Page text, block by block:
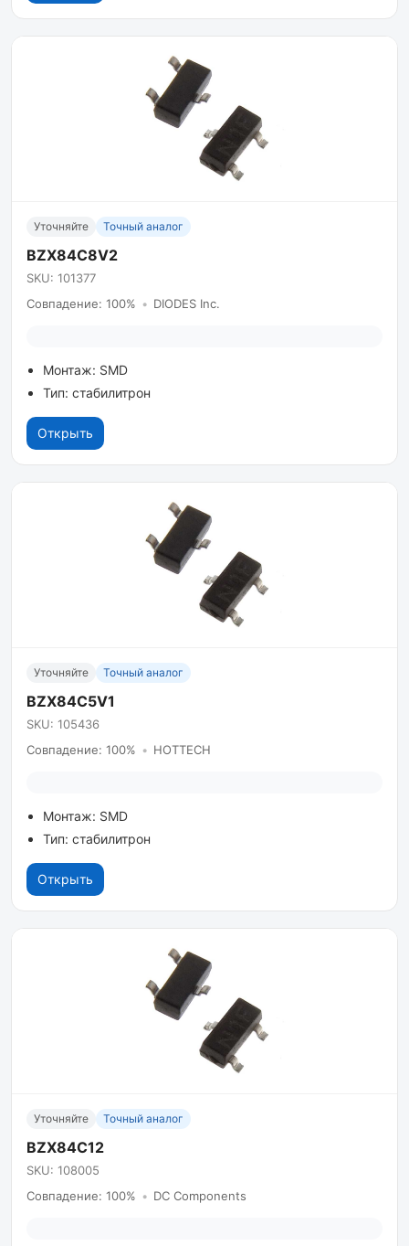
Уточняйте Точный аналог
BZX84C8V2
SKU: 101377
Совпадение: 100% • DIODES Inc.
Монтаж: SMD
Тип: стабилитрон
Открыть
Уточняйте Точный аналог
BZX84C5V1
SKU: 105436
Совпадение: 100% • HOTTECH
Монтаж: SMD
Тип: стабилитрон
Открыть
Уточняйте Точный аналог
BZX84C12
SKU: 108005
Совпадение: 100% • DC Components